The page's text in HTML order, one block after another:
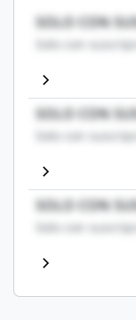
SOLO CON
Solo con
SOLO CON
Solo con
SOLO CON
Solo con